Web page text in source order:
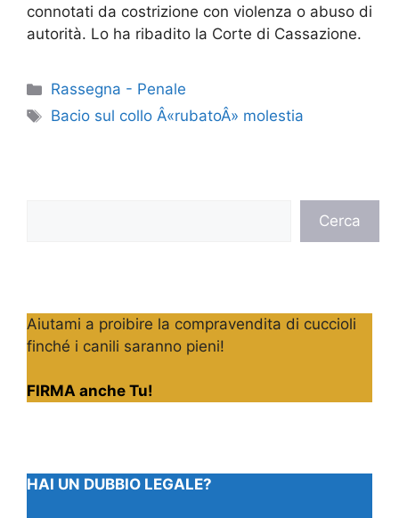
connotati da costrizione con violenza o abuso di
autorità. Lo ha ribadito la Corte di Cassazione.
Categorie
Rassegna - Penale
Tag
Bacio sul collo Â«rubatoÂ» molestia
Cerca
Aiutami a proibire la compravendita di cuccioli
finché i canili saranno pieni!
FIRMA anche Tu!
HAI UN DUBBIO LEGALE?